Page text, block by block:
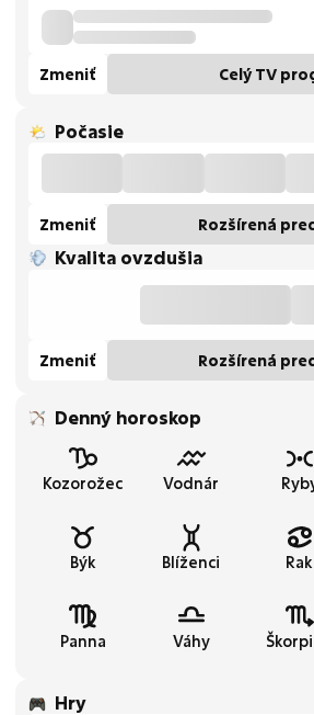
Zmeniť Celý TV
Počasie
Zmeniť Rozšírená
Kvalita ovzdušia
Zmeniť Rozšírená
Denný horoskop
Kozorožec Vodnár
Býk Blíženci Rak
Panna Váhy
Hry